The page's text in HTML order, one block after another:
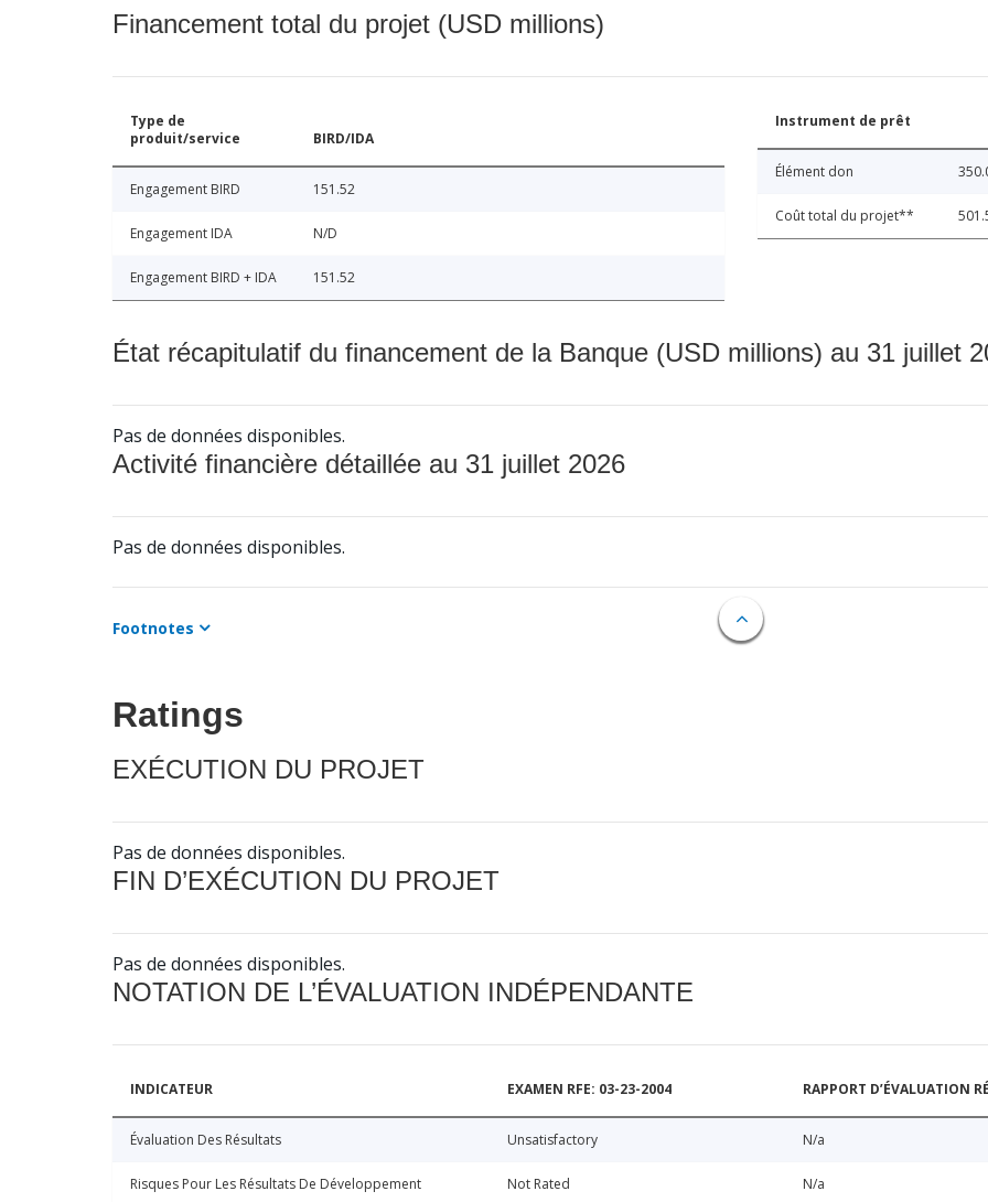
Financement total du projet (USD millions)
Type de
produit/service
BIRD/IDA
Engagement BIRD 151.52
Engagement IDA N/D
Engagement BIRD + IDA 151.52
Instrument de prêt
Élément don
Coût total du projet**
État récapitulatif du financement de la Banque (USD millions) au 31 juillet
Pas de données disponibles.
Activité financière détaillée au 31 juillet 2026
Pas de données disponibles.
Footnotes
Ratings
EXÉCUTION DU PROJET
Pas de données disponibles.
FIN D’EXÉCUTION DU PROJET
Pas de données disponibles.
NOTATION DE L’ÉVALUATION INDÉPENDANTE
INDICATEUR EXAMEN RFE: 03-23-2004 RAPPORT D’ÉVALUATION
Évaluation Des Résultats Unsatisfactory N/a
Risques Pour Les Résultats De Développement Not Rated N/a